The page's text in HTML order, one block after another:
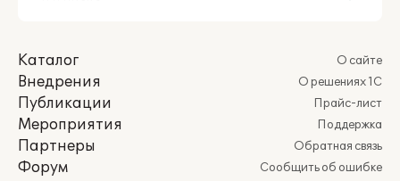
Каталог
Внедрения
Публикации
Мероприятия
Партнеры
Форум
О сайте
О решениях 1С
Прайс-лист
Поддержка
Обратная связь
Сообщить об ошибке